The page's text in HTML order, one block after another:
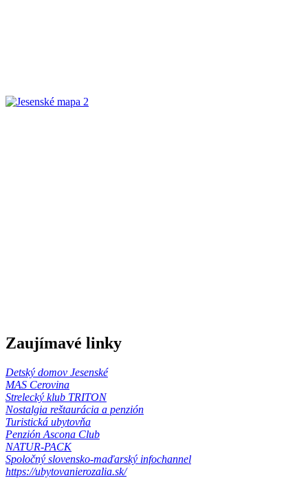
Zaujímavé linky
Detský domov Jesenské
MAS Cerovina
Strelecký klub TRITON
Nostalgia reštaurácia a penzión
Turistická ubytovňa
Penzión Ascona Club
NATUR-PACK
Spoločný slovensko-maďarský infochannel
https://ubytovanierozalia.sk/